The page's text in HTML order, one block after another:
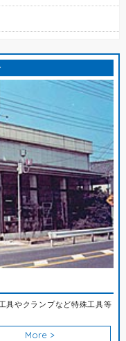
具やクランプなど特殊工具等
More >